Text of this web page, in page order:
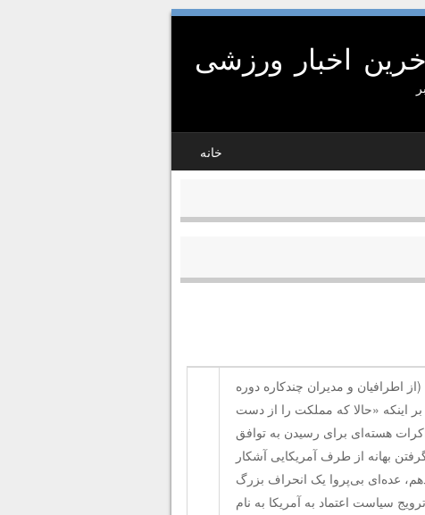
آخرین اخبار ورزشی
خانه
اطرافيان و مديران چندكاره دوره
بر اینکه «حالا که مملکت را از دست
هسته‌ای برای رسیدن به توافق
بهانه از طرف آمریکایی آشکار
عده‌ای بی‌پروا یک انحراف بزرگ
سیاست اعتماد به آمریکا به نام